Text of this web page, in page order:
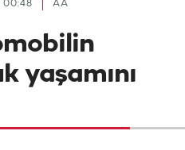
AA
00:48
yaşamını